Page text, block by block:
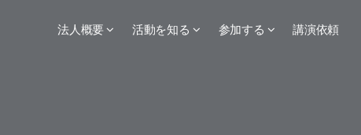
法人概要 活動を知る 参加する 講演依頼